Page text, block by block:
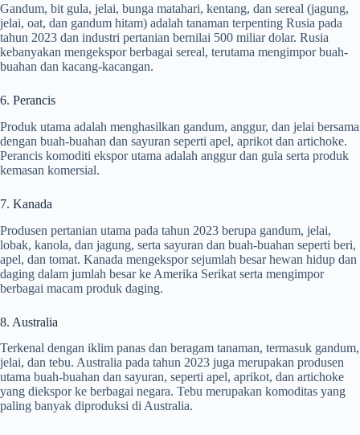
Gandum, bit gula, jelai, bunga matahari, kentang, dan sereal (jagung,
jelai, oat, dan gandum hitam) adalah tanaman terpenting Rusia pada
tahun 2023 dan industri pertanian bernilai 500 miliar dolar. Rusia
kebanyakan mengekspor berbagai sereal, terutama mengimpor buah-
buahan dan kacang-kacangan.
6. Perancis
Produk utama adalah menghasilkan gandum, anggur, dan jelai bersama
dengan buah-buahan dan sayuran seperti apel, aprikot dan artichoke.
Perancis komoditi ekspor utama adalah anggur dan gula serta produk
kemasan komersial.
7. Kanada
Produsen pertanian utama pada tahun 2023 berupa gandum, jelai,
lobak, kanola, dan jagung, serta sayuran dan buah-buahan seperti beri,
apel, dan tomat. Kanada mengekspor sejumlah besar hewan hidup dan
daging dalam jumlah besar ke Amerika Serikat serta mengimpor
berbagai macam produk daging.
8. Australia
Terkenal dengan iklim panas dan beragam tanaman, termasuk gandum,
jelai, dan tebu. Australia pada tahun 2023 juga merupakan produsen
utama buah-buahan dan sayuran, seperti apel, aprikot, dan artichoke
yang diekspor ke berbagai negara. Tebu merupakan komoditas yang
paling banyak diproduksi di Australia.